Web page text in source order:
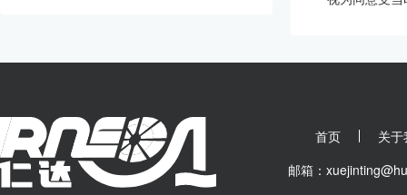
首页
关
邮箱：